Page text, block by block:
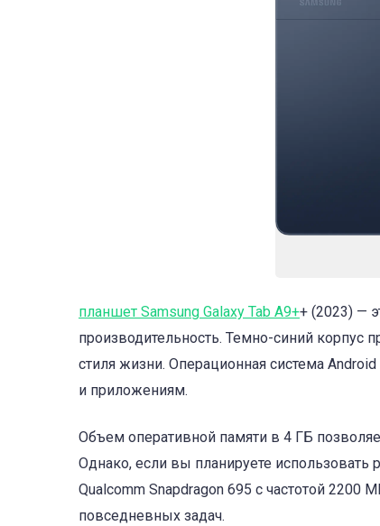
планшет Samsung Galaxy Tab A9++ (2023) —
производительность. Темно-синий
стиля жизни. Операционная система
и приложениям.
Объем оперативной памяти в 4 ГБ
Однако, если вы планируете
Qualcomm Snapdragon 695 с частотой 2200
повседневных задач.